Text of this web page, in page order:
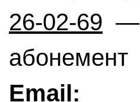
26-02-69 —
абонемент
Email: